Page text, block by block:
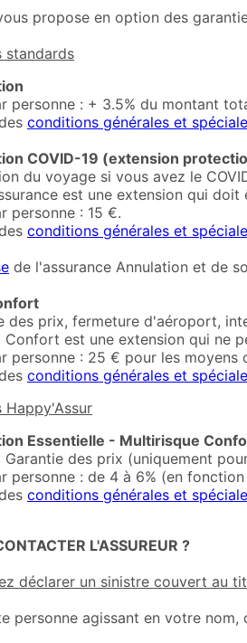
propose en option des
standards
personne : + 3.5% du montant
conditions générales et
COVID-19 (extension
du voyage si vous avez le
est une extension qui
personne : 15 €.
conditions générales et
de l'assurance Annulation et de
des prix, fermeture d'aéroport,
Confort est une extension qui ne
personne : 25 € pour les
conditions générales et
Happy'Assur
Essentielle - Multirisque
Garantie des prix (uniquement
personne : de 4 à 6% (en
conditions générales et
L'ASSUREUR ?
déclarer un sinistre couvert au
personne agissant en votre